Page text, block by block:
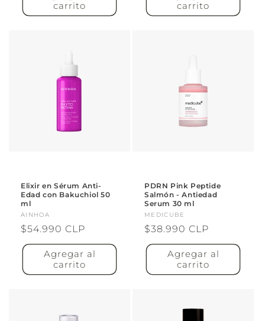
carrito
carrito
Elixir en Sérum Anti-
Edad con Bakuchiol 50
ml
Proveedor:
AINHOA
Precio
habitual
$54.990 CLP
Agregar al
carrito
PDRN Pink Peptide
Salmón - Antiedad
Serum 30 ml
Proveedor:
MEDICUBE
Precio
habitual
$38.990 CLP
Agregar al
carrito